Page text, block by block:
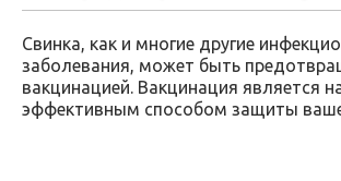
Свинка, как и многие другие
заболевания, может быть
вакцинацией. Вакцинация является
эффективным способом защиты